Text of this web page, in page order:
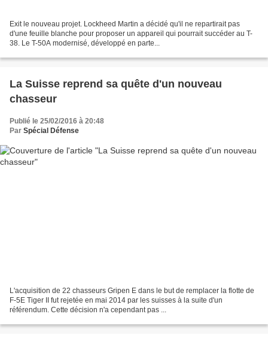
Exit le nouveau projet. Lockheed Martin a décidé qu'il ne repartirait pas
d'une feuille blanche pour proposer un appareil qui pourrait succéder au T-
38. Le T-50A modernisé, développé en parte...
La Suisse reprend sa quête d'un nouveau
chasseur
Publié le 25/02/2016 à 20:48
Par Spécial Défense
L'acquisition de 22 chasseurs Gripen E dans le but de remplacer la flotte de
F-5E Tiger II fut rejetée en mai 2014 par les suisses à la suite d'un
référendum. Cette décision n'a cependant pas ...